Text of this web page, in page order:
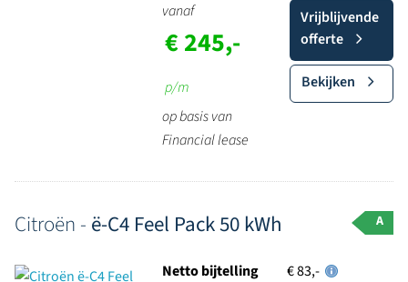
vanaf
€ 245,-
p/m
op basis van
Financial lease
Vrijblijvende
offerte
Bekijken
Citroën - ë-C4 Feel Pack 50 kWh A
Netto bijtelling
€ 83,-